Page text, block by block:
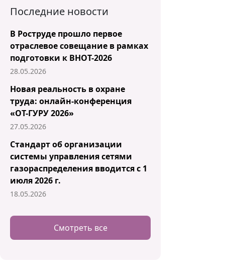
Последние новости
В Роструде прошло первое
отраслевое совещание в рамках
подготовки к ВНОТ-2026
28.05.2026
Новая реальность в охране
труда: онлайн-конференция
«ОТ-ГУРУ 2026»
27.05.2026
Стандарт об организации
системы управления сетями
газораспределения вводится с 1
июля 2026 г.
18.05.2026
Смотреть все